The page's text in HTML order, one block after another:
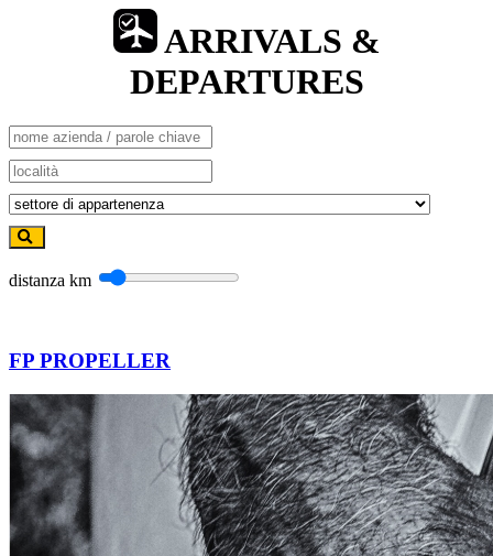
ARRIVALS &
DEPARTURES
distanza km
FP PROPELLER